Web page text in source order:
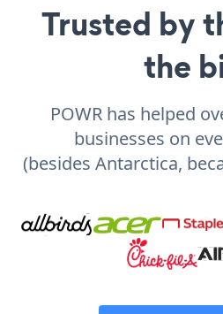
Trusted by
the
POWR has helped
businesses on
(besides Antarctica,